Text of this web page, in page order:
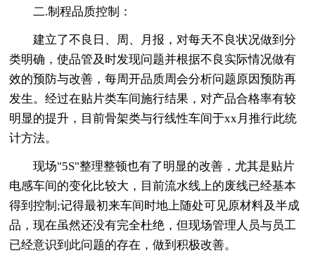
二.制程品质控制：
建立了不良日、周、月报，对每天不良状况做到分
类明确，使品管及时发现问题并根据不良实际情况做有
效的预防与改善，每周开品质周会分析问题原因预防再
发生。经过在贴片类车间施行结果，对产品合格率有较
明显的提升，目前骨架类与行线性车间于xx月推行此统
计方法。
现场"5S"整理整顿也有了明显的改善，尤其是贴片
电感车间的变化比较大，目前流水线上的废线已经基本
得到控制;记得最初来车间时地上随处可见原材料及半成
品，现在虽然还没有完全杜绝，但现场管理人员与员工
已经意识到此问题的存在，做到积极改善。